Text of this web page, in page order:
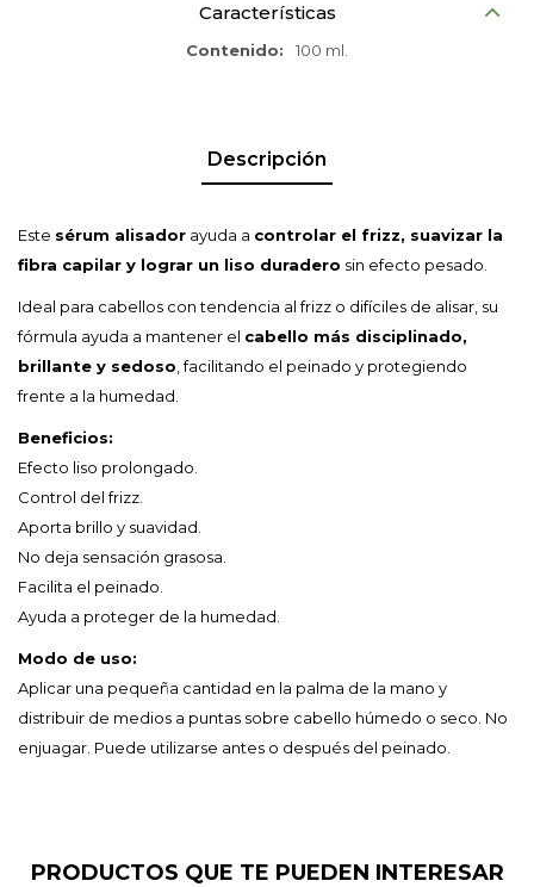
Características
Contenido 100 ml.
Descripción
Este sérum alisador ayuda a controlar el frizz, suavizar la
fibra capilar y lograr un liso duradero sin efecto pesado.
Ideal para cabellos con tendencia al frizz o difíciles de alisar, su
fórmula ayuda a mantener el cabello más disciplinado,
brillante y sedoso , facilitando el peinado y protegiendo
frente a la humedad.
Beneficios:
Efecto liso prolongado.
Control del frizz.
Aporta brillo y suavidad.
No deja sensación grasosa.
Facilita el peinado.
Ayuda a proteger de la humedad.
Modo de uso:
Aplicar una pequeña cantidad en la palma de la mano y
distribuir de medios a puntas sobre cabello húmedo o seco. No
enjuagar. Puede utilizarse antes o después del peinado.
PRODUCTOS QUE TE PUEDEN INTERESAR